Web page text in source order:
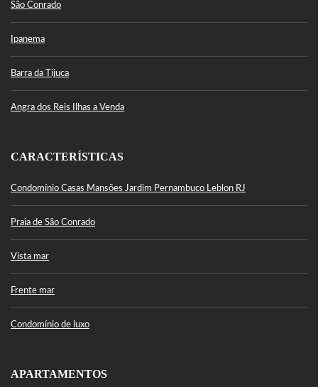
São Conrado
Ipanema
Barra da Tijuca
Angra dos Reis Ilhas a Venda
CARACTERÍSTICAS
Condomínio Casas Mansões Jardim Pernambuco Leblon RJ
Praia de São Conrado
Vista mar
Frente mar
Condomínio de luxo
APARTAMENTOS